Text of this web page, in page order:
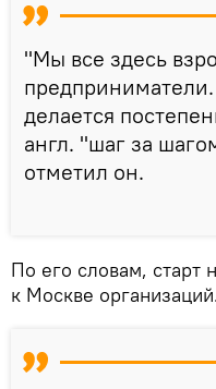
"Мы все здесь
делается
англ. "шаг за
отметил он.
По его словам, старт
к Москве